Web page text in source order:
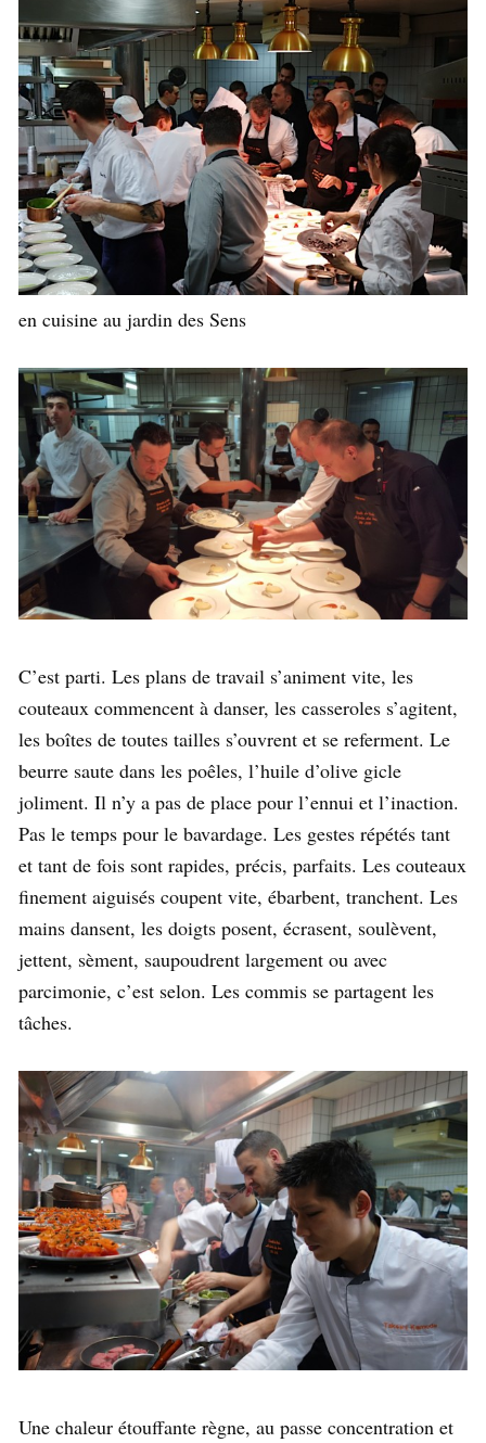
en cuisine au jardin des Sens
C’est parti. Les plans de travail s’animent vite, les
couteaux commencent à danser, les casseroles s’agitent,
les boîtes de toutes tailles s’ouvrent et se referment. Le
beurre saute dans les poêles, l’huile d’olive gicle
joliment. Il n’y a pas de place pour l’ennui et l’inaction.
Pas le temps pour le bavardage. Les gestes répétés tant
et tant de fois sont rapides, précis, parfaits. Les couteaux
finement aiguisés coupent vite, ébarbent, tranchent. Les
mains dansent, les doigts posent, écrasent, soulèvent,
jettent, sèment, saupoudrent largement ou avec
parcimonie, c’est selon. Les commis se partagent les
tâches.
Une chaleur étouffante règne, au passe concentration et